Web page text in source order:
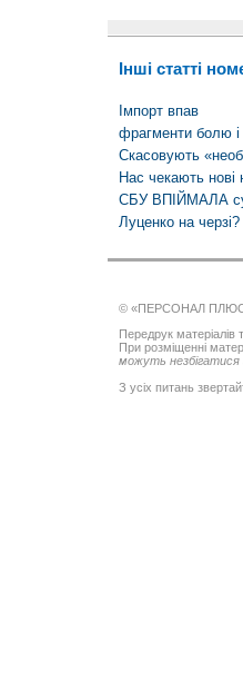
Інші статті
Імпорт впав
фрагменти болю і
Скасовують
Нас чекають нові
СБУ ВПІЙМАЛА
Луценко на черзі?
© «ПЕРСОНАЛ ПЛЮС».
Передрук матеріалів
При розміщенні
можуть незбігатися
З усіх питань